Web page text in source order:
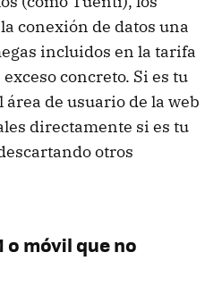
conexión de datos una
incluidos en la tarifa
concreto. Si es tu
área de usuario de la web
directamente si es tu
otros
móvil que no